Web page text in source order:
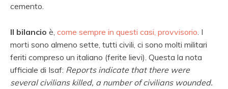
cemento.
Il bilancio è, come sempre in questi casi, provvisorio . I
morti sono almeno sette, tutti civili, ci sono molti militari
feriti compreso un italiano (ferite lievi). Questa la nota
ufficiale di Isaf: Reports indicate that there were
several civilians killed, a number of civilians wounded.